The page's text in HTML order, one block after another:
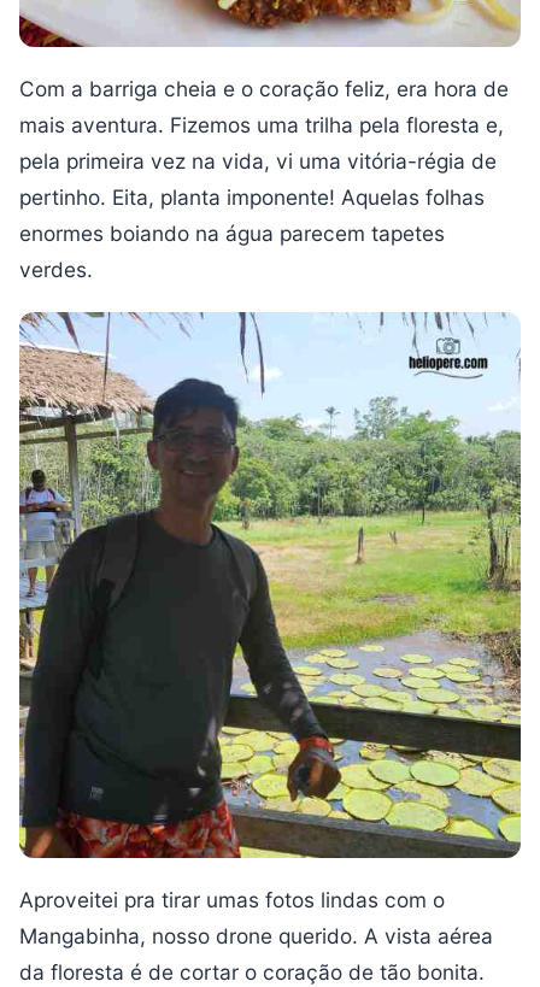
Com a barriga cheia e o coração feliz, era hora de
mais aventura. Fizemos uma trilha pela floresta e,
pela primeira vez na vida, vi uma vitória-régia de
pertinho. Eita, planta imponente! Aquelas folhas
enormes boiando na água parecem tapetes
verdes.
Aproveitei pra tirar umas fotos lindas com o
Mangabinha, nosso drone querido. A vista aérea
da floresta é de cortar o coração de tão bonita.